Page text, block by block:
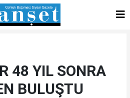
48 YIL SONRA
BULUŞTU